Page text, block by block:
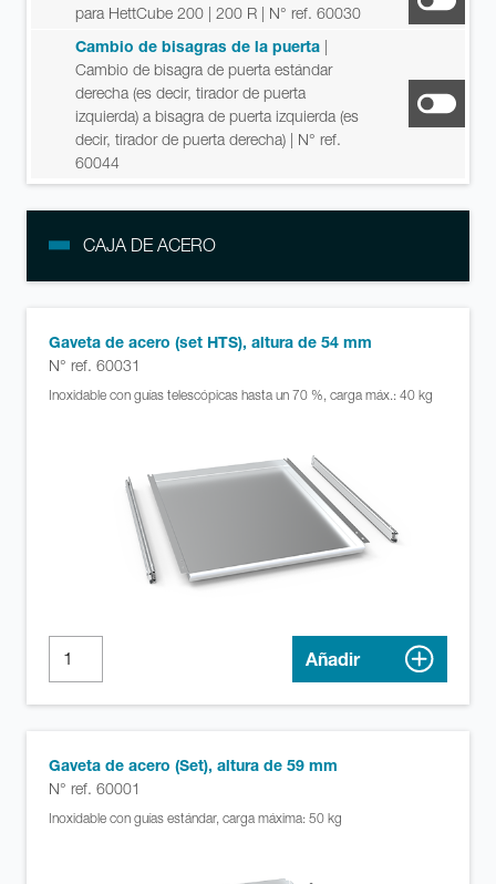
para HettCube 200 | 200 R | N° ref. 60030
Cambio de bisagras de la puerta |
Cambio de bisagra de puerta estándar
derecha (es decir, tirador de puerta
izquierda) a bisagra de puerta izquierda (es
decir, tirador de puerta derecha) | N° ref.
60044
CAJA DE ACERO
Gaveta de acero (set HTS), altura de 54 mm
N° ref. 60031
Inoxidable con guías telescópicas hasta un 70 %, carga máx.: 40 kg
Añadir
Gaveta de acero (Set), altura de 59 mm
N° ref. 60001
Inoxidable con guías estándar, carga máxima: 50 kg